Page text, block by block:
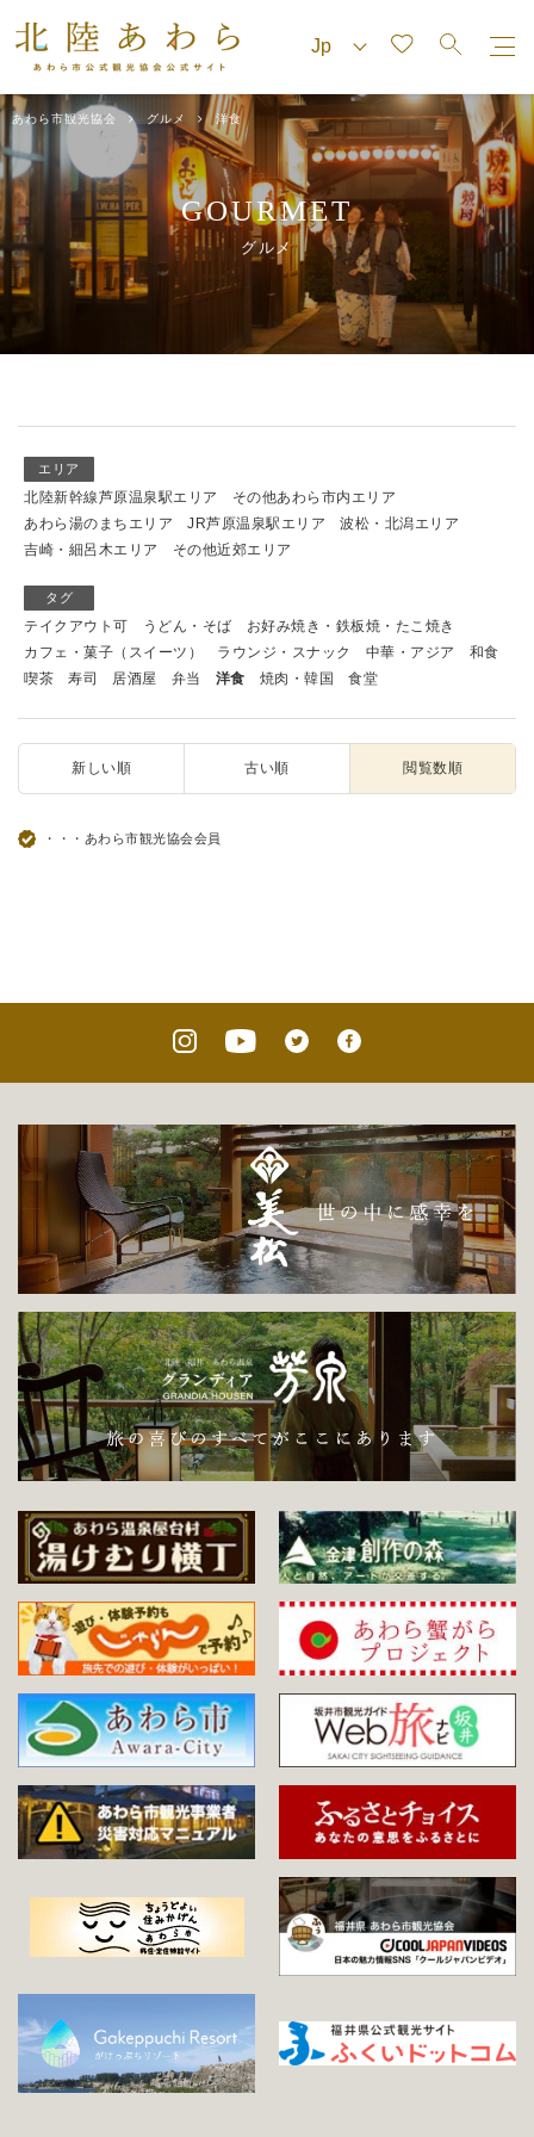
あわら市観光協会 グルメ 洋食
GOURMET
グルメ
エリア
北陸新幹線芦原温泉駅エリア
その他あわら市内エリア
あわら湯のまちエリア
JR芦原温泉駅エリア
波松・北潟エリア
吉崎・細呂木エリア
その他近郊エリア
タグ
テイクアウト可 うどん・そば
お好み焼き・鉄板焼・たこ焼き
カフェ・菓子（スイーツ）
ラウンジ・スナック 中華・アジア
和食
喫茶
寿司 居酒屋 弁当 洋食 焼肉・韓国 食堂
新しい順 古い順 閲覧数順
・・・あわら市観光協会会員